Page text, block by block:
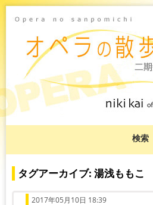
検索
タグアーカイブ: 湯浅ももこ
2017年05月10日 18:39